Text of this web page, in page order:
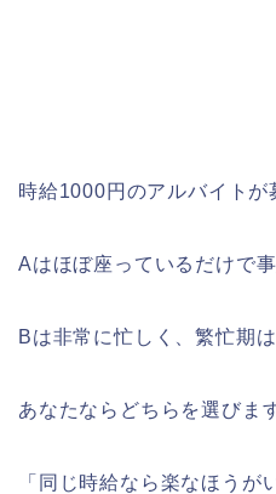
時給1000円のアルバイトが
Aはほぼ座っているだけで事
Bは非常に忙しく、繁忙期
あなたならどちらを選びま
「同じ時給なら楽なほうが